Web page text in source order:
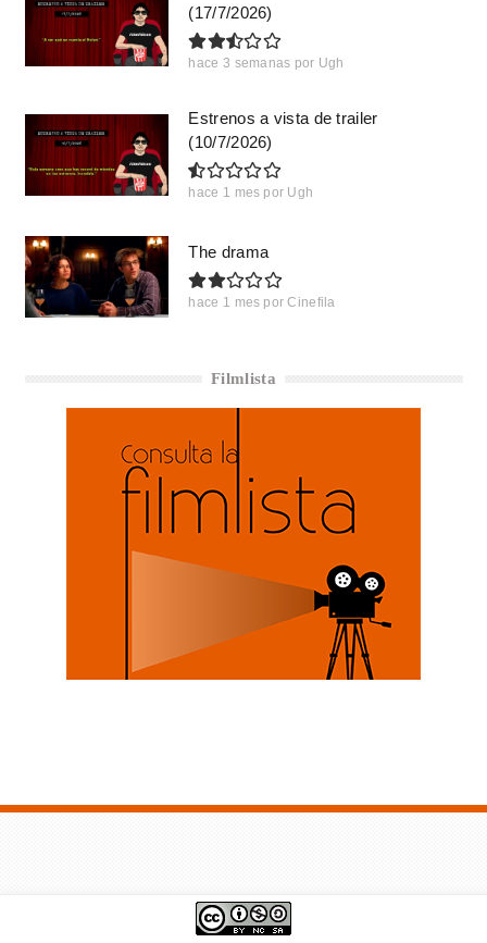
(17/7/2026)
hace 3 semanas por Ugh
Estrenos a vista de trailer
(10/7/2026)
hace 1 mes por Ugh
The drama
hace 1 mes por Cinefila
Filmlista